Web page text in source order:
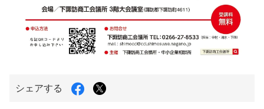
シェアする
Facebook
X（旧